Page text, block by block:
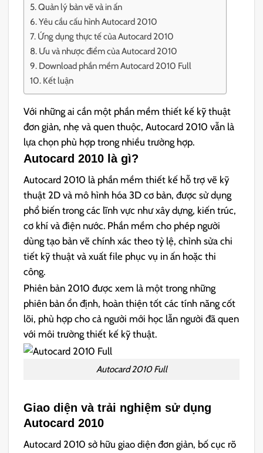
Quản lý bản vẽ và in ấn
Yêu cầu cấu hình Autocard 2010
Ứng dụng thực tế của Autocard 2010
Ưu và nhược điểm của Autocard 2010
Download phần mềm Autocard 2010 Full
Kết luận
Với những ai cần một phần mềm thiết kế kỹ thuật
đơn giản, nhẹ và quen thuộc, Autocard 2010 vẫn là
lựa chọn phù hợp trong nhiều trường hợp.
Autocard 2010 là gì?
Autocard 2010 là phần mềm thiết kế hỗ trợ vẽ kỹ
thuật 2D và mô hình hóa 3D cơ bản, được sử dụng
phổ biến trong các lĩnh vực như xây dựng, kiến trúc,
cơ khí và điện nước. Phần mềm cho phép người
dùng tạo bản vẽ chính xác theo tỷ lệ, chỉnh sửa chi
tiết kỹ thuật và xuất file phục vụ in ấn hoặc thi
công.
Phiên bản 2010 được xem là một trong những
phiên bản ổn định, hoàn thiện tốt các tính năng cốt
lõi, phù hợp cho cả người mới học lẫn người đã quen
với môi trường thiết kế kỹ thuật.
Autocard 2010 Full
Giao diện và trải nghiệm sử dụng
Autocard 2010
Autocard 2010 sở hữu giao diện đơn giản, bố cục rõ